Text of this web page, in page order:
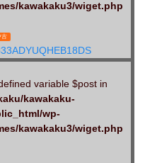
kawakaku3/wiget.php
古
variable $post in
kawakaku-
wp-
kawakaku3/wiget.php